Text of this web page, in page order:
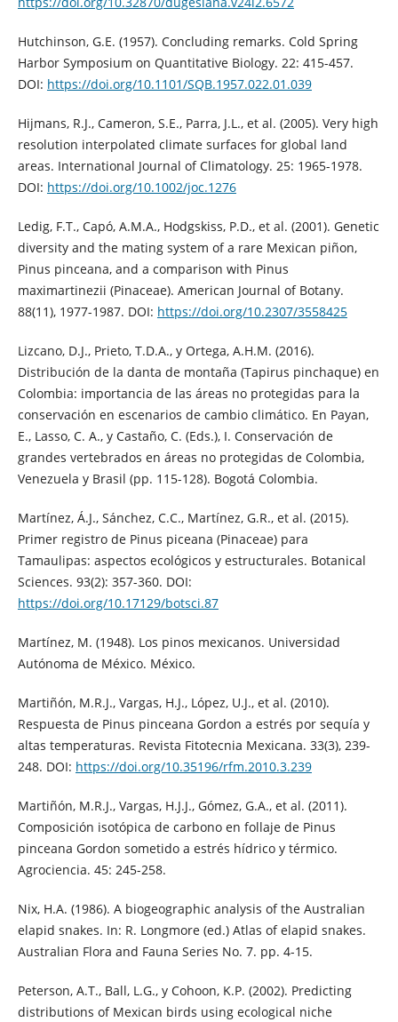
Hutchinson, G.E. (1957). Concluding remarks. Cold Spring
Harbor Symposium on Quantitative Biology. 22: 415-457.
DOI: https://doi.org/10.1101/SQB.1957.022.01.039
Hijmans, R.J., Cameron, S.E., Parra, J.L., et al. (2005). Very high
resolution interpolated climate surfaces for global land
areas. International Journal of Climatology. 25: 1965-1978.
DOI: https://doi.org/10.1002/joc.1276
Ledig, F.T., Capó, A.M.A., Hodgskiss, P.D., et al. (2001). Genetic
diversity and the mating system of a rare Mexican piñon,
Pinus pinceana, and a comparison with Pinus
maximartinezii (Pinaceae). American Journal of Botany.
88(11), 1977-1987. DOI: https://doi.org/10.2307/3558425
Lizcano, D.J., Prieto, T.D.A., y Ortega, A.H.M. (2016).
Distribución de la danta de montaña (Tapirus pinchaque) en
Colombia: importancia de las áreas no protegidas para la
conservación en escenarios de cambio climático. En Payan,
E., Lasso, C. A., y Castaño, C. (Eds.), I. Conservación de
grandes vertebrados en áreas no protegidas de Colombia,
Venezuela y Brasil (pp. 115-128). Bogotá Colombia.
Martínez, Á.J., Sánchez, C.C., Martínez, G.R., et al. (2015).
Primer registro de Pinus piceana (Pinaceae) para
Tamaulipas: aspectos ecológicos y estructurales. Botanical
Sciences. 93(2): 357-360. DOI:
https://doi.org/10.17129/botsci.87
Martínez, M. (1948). Los pinos mexicanos. Universidad
Autónoma de México. México.
Martiñón, M.R.J., Vargas, H.J., López, U.J., et al. (2010).
Respuesta de Pinus pinceana Gordon a estrés por sequía y
altas temperaturas. Revista Fitotecnia Mexicana. 33(3), 239-
248. DOI: https://doi.org/10.35196/rfm.2010.3.239
Martiñón, M.R.J., Vargas, H.J.J., Gómez, G.A., et al. (2011).
Composición isotópica de carbono en follaje de Pinus
pinceana Gordon sometido a estrés hídrico y térmico.
Agrociencia. 45: 245-258.
Nix, H.A. (1986). A biogeographic analysis of the Australian
elapid snakes. In: R. Longmore (ed.) Atlas of elapid snakes.
Australian Flora and Fauna Series No. 7. pp. 4-15.
Peterson, A.T., Ball, L.G., y Cohoon, K.P. (2002). Predicting
distributions of Mexican birds using ecological niche